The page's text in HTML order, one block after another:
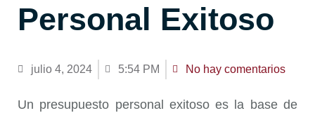
Personal Exitoso
julio 4, 2024 5:54 PM No hay comentarios
Un presupuesto personal exitosoes la base de